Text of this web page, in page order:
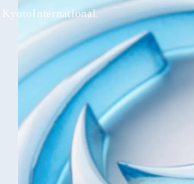
KyotoInternational.